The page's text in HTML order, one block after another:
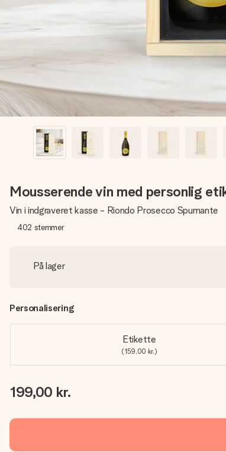
Mousserende vin med personlig
Vin i indgraveret kasse - Riondo Prosecco Spumante
402 stemmer
På lager
Personalisering
Etikette
(159,00 kr.)
199,00 kr.